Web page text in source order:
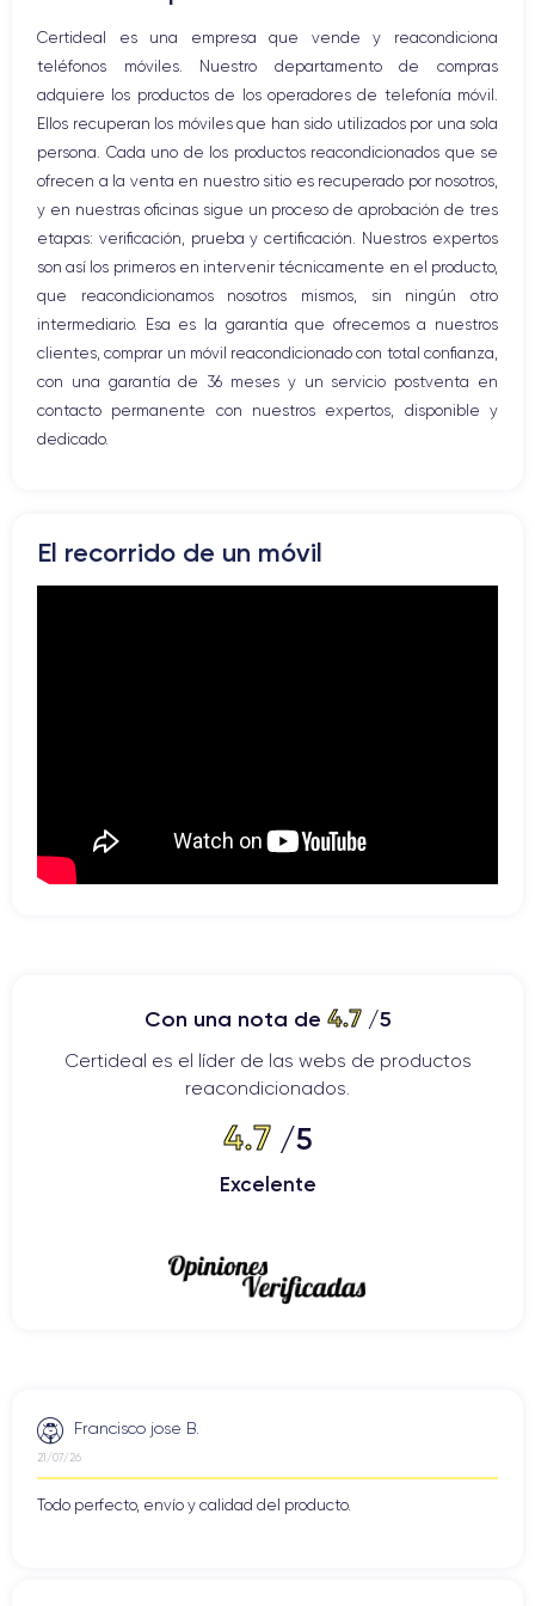
Botón Inicio
Bluetooth
WiFi
Red móvil
Vibración
Conector USB
Certideal es una empresa que vende y reacondiciona
teléfonos móviles. Nuestro departamento de compras
adquiere los productos de los operadores de telefonía móvil.
Ellos recuperan los móviles que han sido utilizados por una sola
persona. Cada uno de los productos reacondicionados que se
ofrecen a la venta en nuestro sitio es recuperado por nosotros,
y en nuestras oficinas sigue un proceso de aprobación de tres
etapas: verificación, prueba y certificación. Nuestros expertos
son así los primeros en intervenir técnicamente en el producto,
que reacondicionamos nosotros mismos, sin ningún otro
intermediario. Esa es la garantía que ofrecemos a nuestros
clientes, comprar un móvil reacondicionado con total confianza,
con una garantía de 36 meses y un servicio postventa en
contacto permanente con nuestros expertos, disponible y
dedicado.
El recorrido de un móvil
Con una nota de 4.7/5
Certideal es el líder de las webs de productos
reacondicionados.
4.7/5
Excelente
Francisco jose B.
21/07/26
Todo perfecto, envío y calidad del producto.